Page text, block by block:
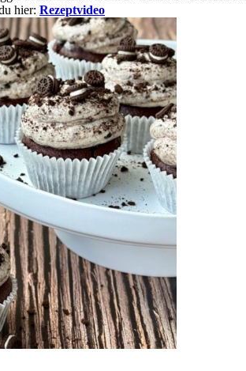
hier: Rezeptvideo